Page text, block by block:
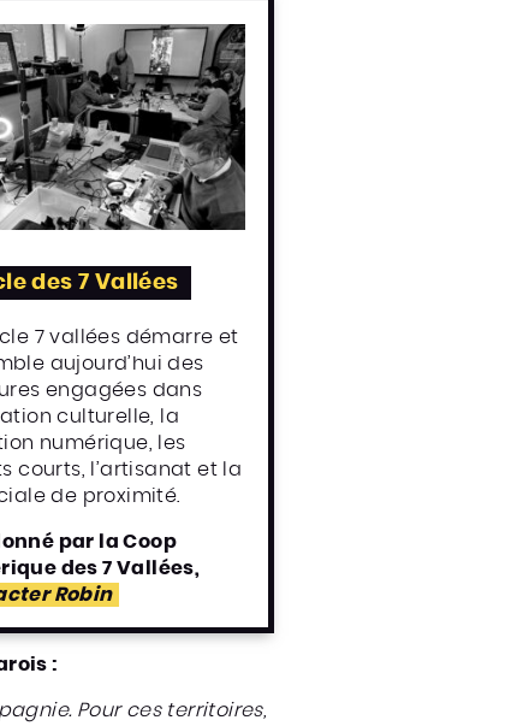
des 7 Vallées
7 vallées démarre et
aujourd’hui des
engagées dans
culturelle, la
numérique, les
courts, l’artisanat et la
de proximité.
par la Coop
des 7 Vallées,
Robin
:
Pour ces territoires,